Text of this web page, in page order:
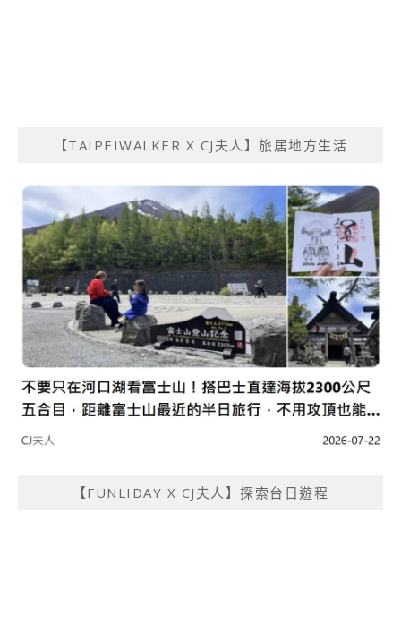
【TAIPEIWALKER X CJ夫人】旅居地方生活
【FUNLIDAY X CJ夫人】探索台日遊程